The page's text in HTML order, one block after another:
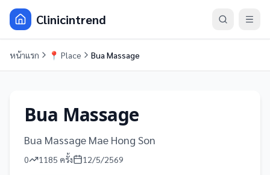
Clinicintrend
หน้าแรก 📍 Place Bua Massage
Bua Massage
Bua Massage Mae Hong Son
0 1185 ครั้ง 12/5/2569